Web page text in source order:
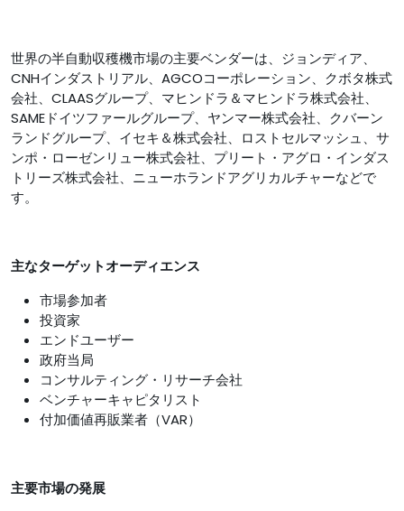
世界の半自動収穫機市場の主要ベンダーは、ジョンディア、
CNHインダストリアル、AGCOコーポレーション、クボタ株式
会社、CLAASグループ、マヒンドラ＆マヒンドラ株式会社、
SAMEドイツファールグループ、ヤンマー株式会社、クバーン
ランドグループ、イセキ＆株式会社、ロストセルマッシュ、サ
ンポ・ローゼンリュー株式会社、プリート・アグロ・インダス
トリーズ株式会社、ニューホランドアグリカルチャーなどで
す。
主なターゲットオーディエンス
市場参加者
投資家
エンドユーザー
政府当局
コンサルティング・リサーチ会社
ベンチャーキャピタリスト
付加価値再販業者（VAR）
主要市場の発展